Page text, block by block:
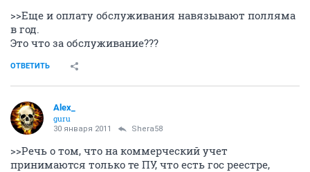
>>Еще и оплату обслуживания навязывают полляма
в год.
Это что за обслуживание???
ОТВЕТИТЬ
Alex_
guru
30 января 2011 Shera58
>>Речь о том, что на коммерческий учет
принимаются только те ПУ, что есть гос реестре,